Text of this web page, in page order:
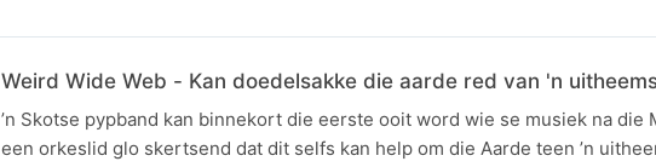
Weird Wide Web - Kan doedelsakke die aarde red van 'n
’n Skotse pypband kan binnekort die eerste ooit word wie se musiek na die
een orkeslid glo skertsend dat dit selfs kan help om die Aarde teen ’n